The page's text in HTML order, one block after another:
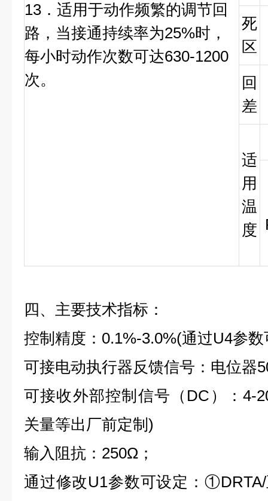
13．适用于动作频繁的调节回
路，当接通持续率为25%时，
每小时动作次数可达630-1200
次。
死
区
回
差
适
用
温
度
四、主要技术指标：
控制精度：0.1%-3.0%(通过U4参
可接电动执行器反馈信号：电位器
可接收外部控制信号（DC）：4-
关量等出厂前定制)
输入阻抗：250Ω；
通过修改U1参数可设定：